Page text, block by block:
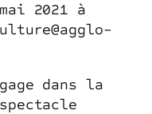
2021 à
dans la